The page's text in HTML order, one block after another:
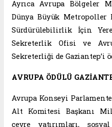
Ayrıca Avrupa Bölgeler
Dünya Büyük
Sürdürülebilirlik İçin
Sekreterlik Ofisi ve
Sekreterliği de Gaziantep’i
AVRUPA ÖDÜLÜ
Avrupa Konseyi
Alt Komitesi Başkanı
çevre yatırımları,